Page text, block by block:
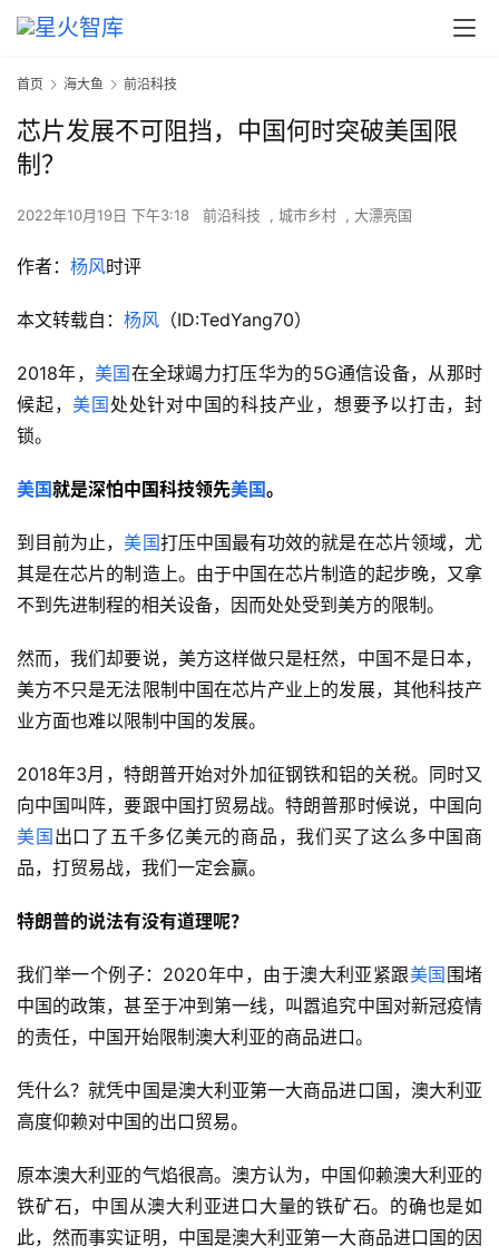
首页 海大鱼 前沿科技
芯片发展不可阻挡，中国何时突破美国限
制？
2022年10月19日 下午3:18 前沿科技 , 城市乡村 , 大漂亮国
作者： 杨风时评
本文转载自： 杨风 （ID:TedYang70）
2018年， 美国在全球竭力打压华为的5G通信设备，从那时
候起，美国 处处针对中国的科技产业，想要予以打击，封
锁。
美国就是深怕中国科技领先美国。
到目前为止，美国打压中国最有功效的就是在芯片领域，尤
其是在芯片的制造上。由于中国在芯片制造的起步晚，又拿
不到先进制程的相关设备，因而处处受到美方的限制。
然而，我们却要说，美方这样做只是枉然，中国不是日本，
美方不只是无法限制中国在芯片产业上的发展，其他科技产
业方面也难以限制中国的发展。
2018年3月，特朗普开始对外加征钢铁和铝的关税。同时又
向中国叫阵，要跟中国打贸易战。特朗普那时候说，中国向
美国 出口了五千多亿美元的商品，我们买了这么多中国商
品，打贸易战，我们一定会赢。
特朗普的说法有没有道理呢？
我们举一个例子：2020年中，由于澳大利亚紧跟美国 围堵
中国的政策，甚至于冲到第一线，叫嚣追究中国对新冠疫情
的责任，中国开始限制澳大利亚的商品进口。
凭什么？就凭中国是澳大利亚第一大商品进口国，澳大利亚
高度仰赖对中国的出口贸易。
原本澳大利亚的气焰很高。澳方认为，中国仰赖澳大利亚的
铁矿石，中国从澳大利亚进口大量的铁矿石。的确也是如
此，然而事实证明，中国是澳大利亚第一大商品进口国的因